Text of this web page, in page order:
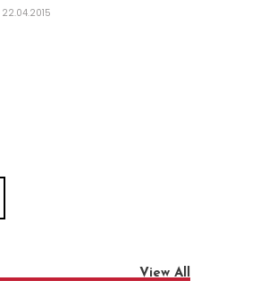
22.04.2015
View All